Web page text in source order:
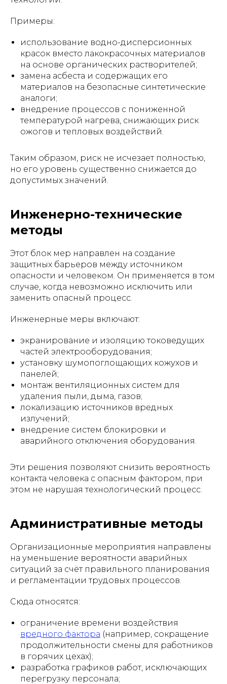
Примеры:
использование водно-дисперсионных
красок вместо лакокрасочных материалов
на основе органических растворителей;
замена асбеста и содержащих его
материалов на безопасные синтетические
аналоги;
внедрение процессов с пониженной
температурой нагрева, снижающих риск
ожогов и тепловых воздействий.
Таким образом, риск не исчезает полностью,
но его уровень существенно снижается до
допустимых значений.
Инженерно-технические
методы
Этот блок мер направлен на создание
защитных барьеров между источником
опасности и человеком. Он применяется в том
случае, когда невозможно исключить или
заменить опасный процесс.
Инженерные меры включают:
экранирование и изоляцию токоведущих
частей электрооборудования;
установку шумопоглощающих кожухов и
панелей;
монтаж вентиляционных систем для
удаления пыли, дыма, газов;
локализацию источников вредных
излучений;
внедрение систем блокировки и
аварийного отключения оборудования.
Эти решения позволяют снизить вероятность
контакта человека с опасным фактором, при
этом не нарушая технологический процесс.
Административные методы
Организационные мероприятия направлены
на уменьшение вероятности аварийных
ситуаций за счёт правильного планирования
и регламентации трудовых процессов.
Сюда относятся:
ограничение времени воздействия
вредного фактора (например, сокращение
продолжительности смены для работников
в горячих цехах);
разработка графиков работ, исключающих
перегрузку персонала;